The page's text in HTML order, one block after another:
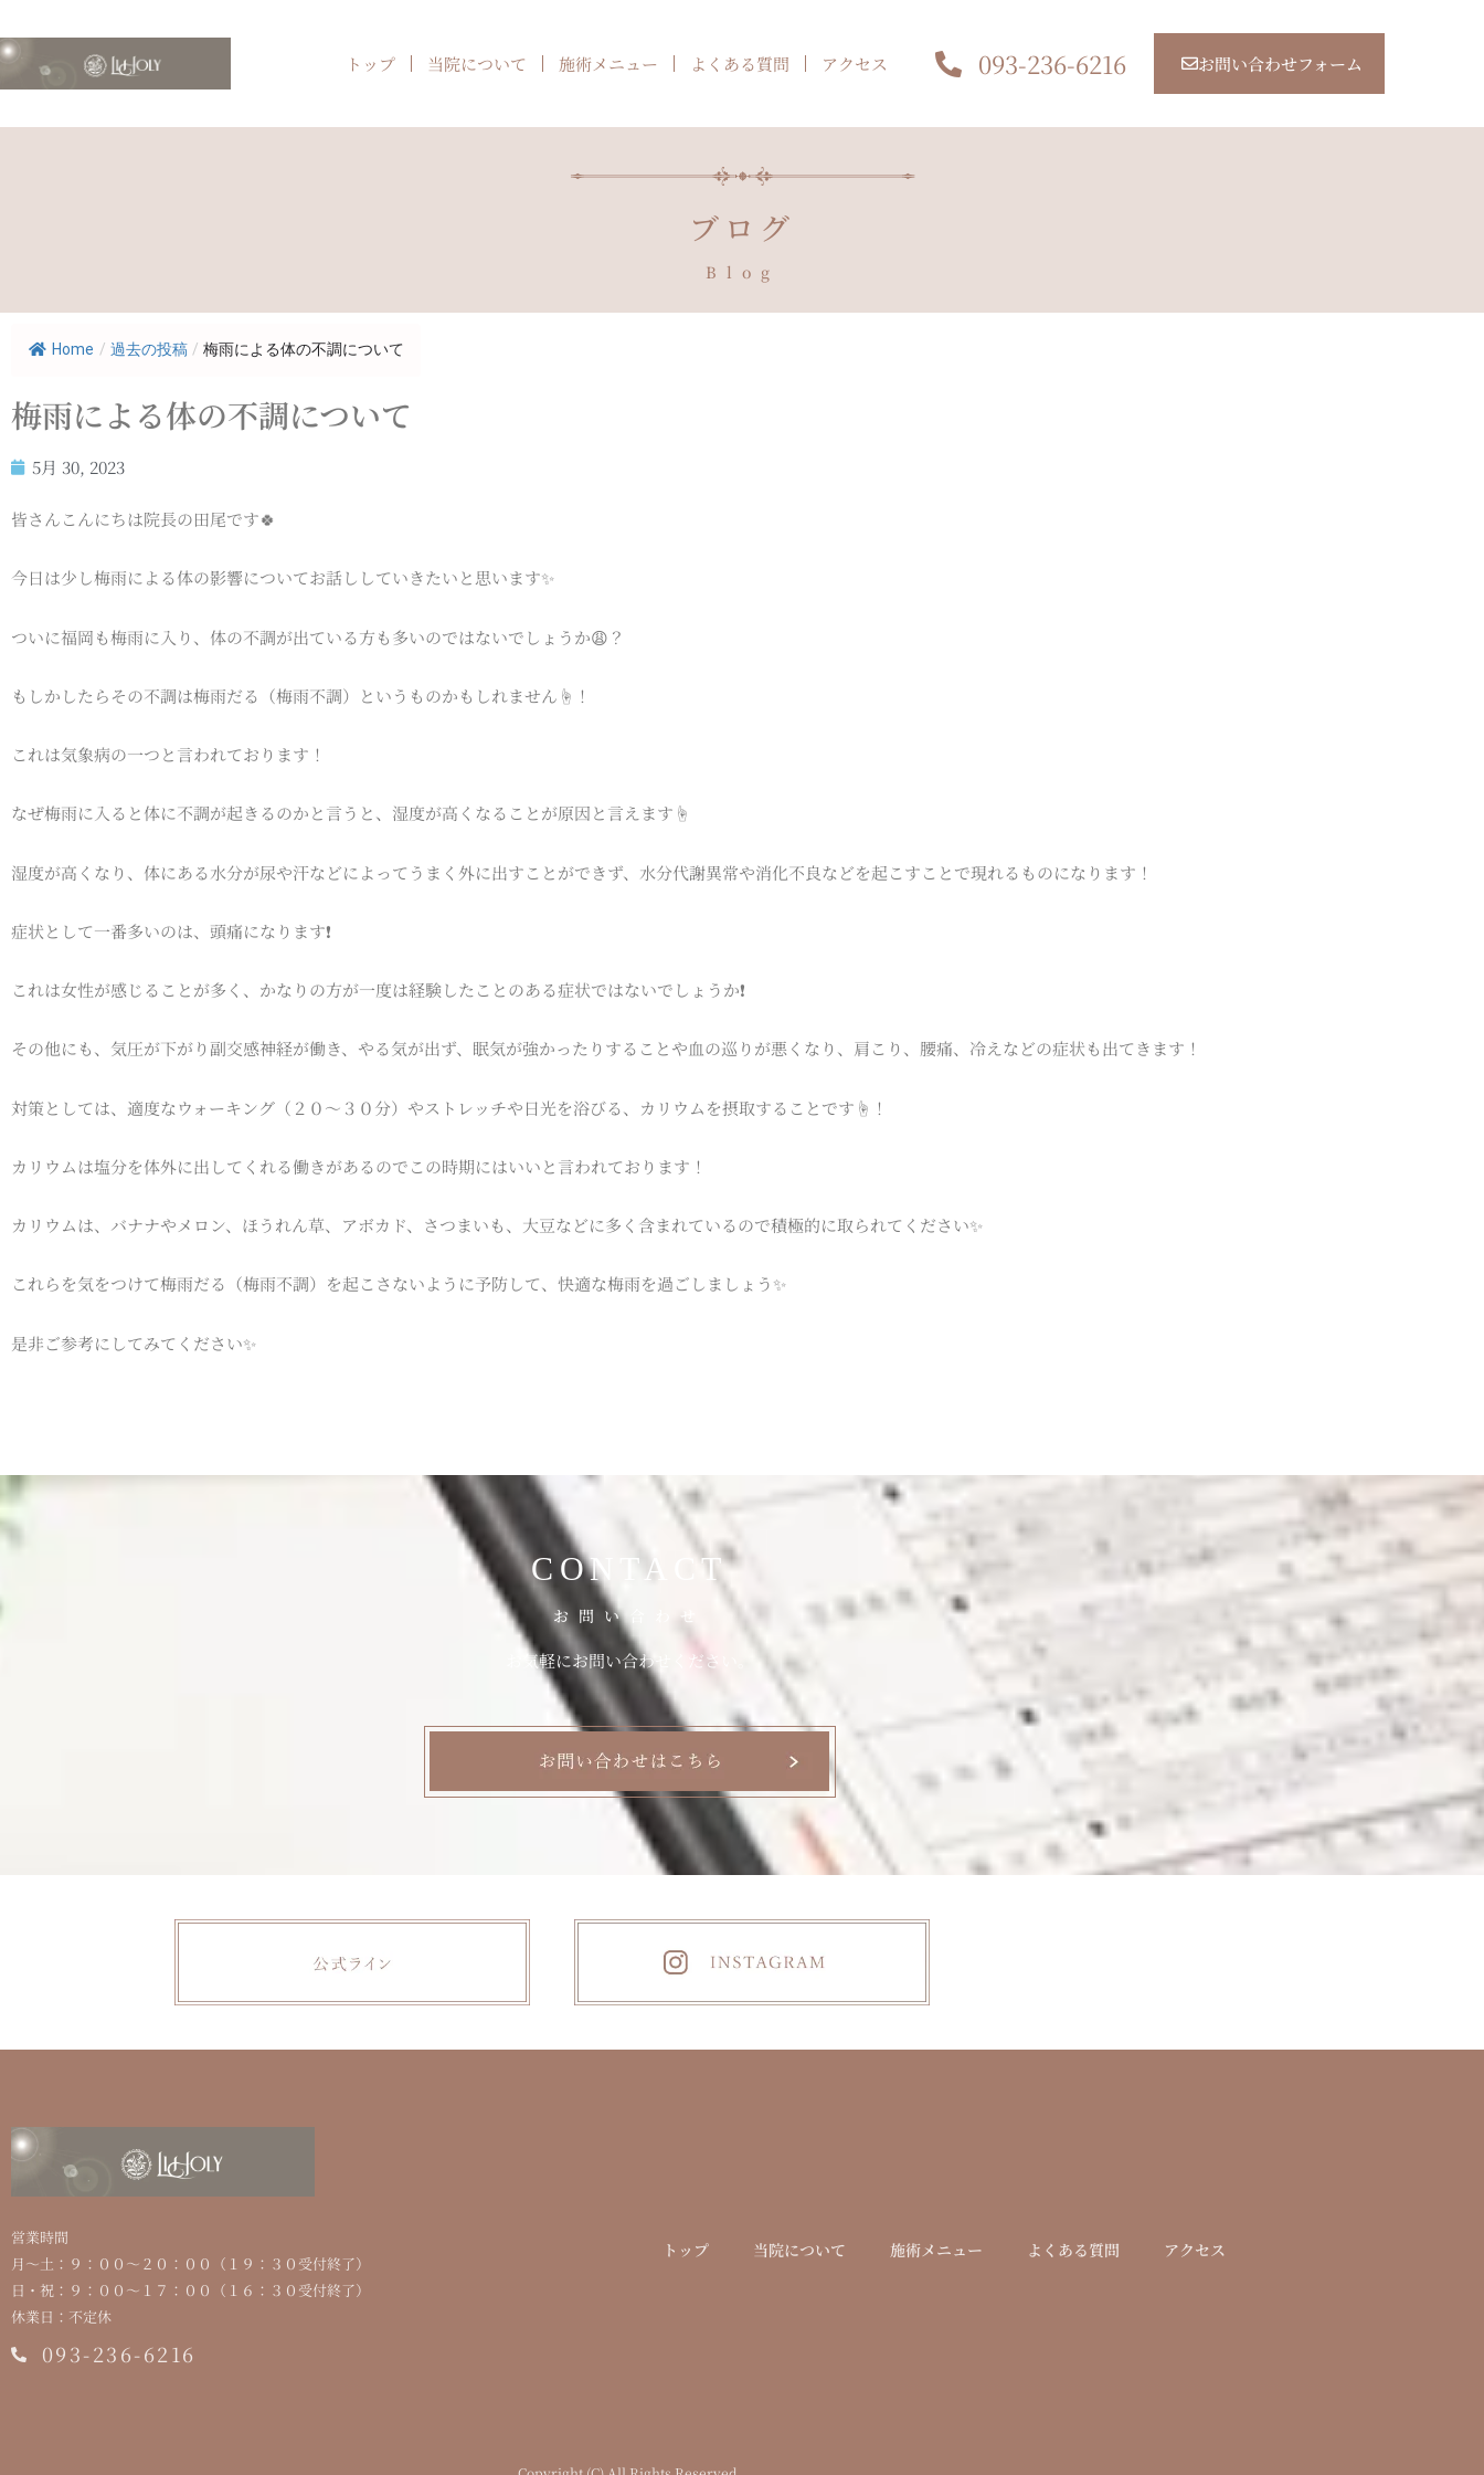
トップ 当院について 施術メニュー よくある質問 アクセス 093-236-6216 お問い合わせフォーム
ブログ
Blog
Home / 過去の投稿 / 梅雨による体の不調について
梅雨による体の不調について
5月 30, 2023
皆さんこんにちは院長の田尾です🍀
今日は少し梅雨による体の影響についてお話ししていきたいと思います✨
ついに福岡も梅雨に入り、体の不調が出ている方も多いのではないでしょうか😩？
もしかしたらその不調は梅雨だる（梅雨不調）というものかもしれません☝️！
これは気象病の一つと言われております！
なぜ梅雨に入ると体に不調が起きるのかと言うと、湿度が高くなることが原因と言えます☝️
湿度が高くなり、体にある水分が尿や汗などによってうまく外に出すことができず、水分代謝異常や消化不良などを起こすことで現れるものになります！
症状として一番多いのは、頭痛になります❗️
これは女性が感じることが多く、かなりの方が一度は経験したことのある症状ではないでしょうか❗️
その他にも、気圧が下がり副交感神経が働き、やる気が出ず、眠気が強かったりすることや血の巡りが悪くなり、肩こり、腰痛、冷えなどの症状も出てきます！
対策としては、適度なウォーキング（２０〜３０分）やストレッチや日光を浴びる、カリウムを摂取することです☝️！
カリウムは塩分を体外に出してくれる働きがあるのでこの時期にはいいと言われております！
カリウムは、バナナやメロン、ほうれん草、アボカド、さつまいも、大豆などに多く含まれているので積極的に取られてください✨
これらを気をつけて梅雨だる（梅雨不調）を起こさないように予防して、快適な梅雨を過ごしましょう✨
是非ご参考にしてみてください✨
CONTACT
お問い合わせ
お気軽にお問い合わせください。
営業時間
⽉〜⼟：９：００〜２０：００（１９：３０受付終了）
⽇・祝：９：００〜１７：００（１６：３０受付終了）
休業⽇：不定休
093-236-6216
トップ 当院について 施術メニュー よくある質問 アクセス